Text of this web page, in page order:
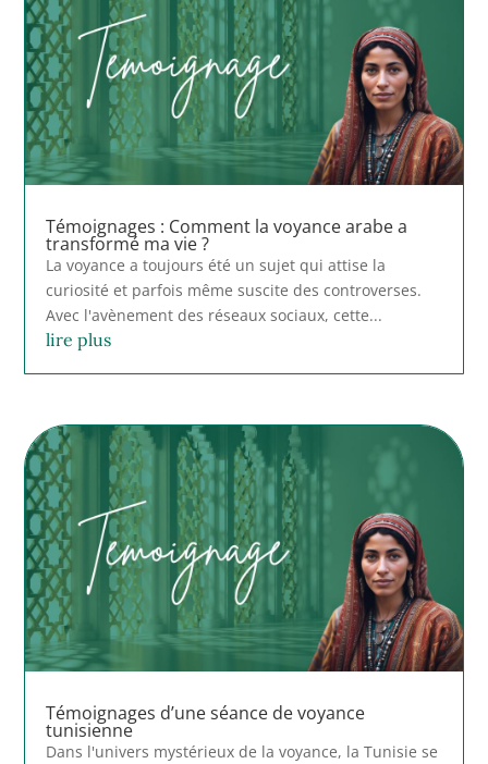
Témoignages : Comment la voyance arabe a
transformé ma vie ?
La voyance a toujours été un sujet qui attise la
curiosité et parfois même suscite des controverses.
Avec l'avènement des réseaux sociaux, cette...
lire plus
Témoignages d’une séance de voyance
tunisienne
Dans l'univers mystérieux de la voyance, la Tunisie se